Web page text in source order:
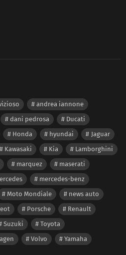
andrea iannone
dani pedrosa
Ducati
Honda hyundai
Jaguar
Kawasaki Kia
Lamborghini
marquez
maserati
mercedes-benz
Moto Mondiale
news auto
Porsche
Renault
Suzuki
Toyota
Volvo Yamaha